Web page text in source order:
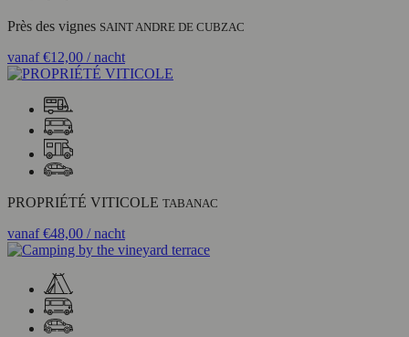
Près des vignes SAINT ANDRE DE CUBZAC
vanaf€12,00 / nacht
PROPRIÉTÉ VITICOLE TABANAC
vanaf€48,00 / nacht